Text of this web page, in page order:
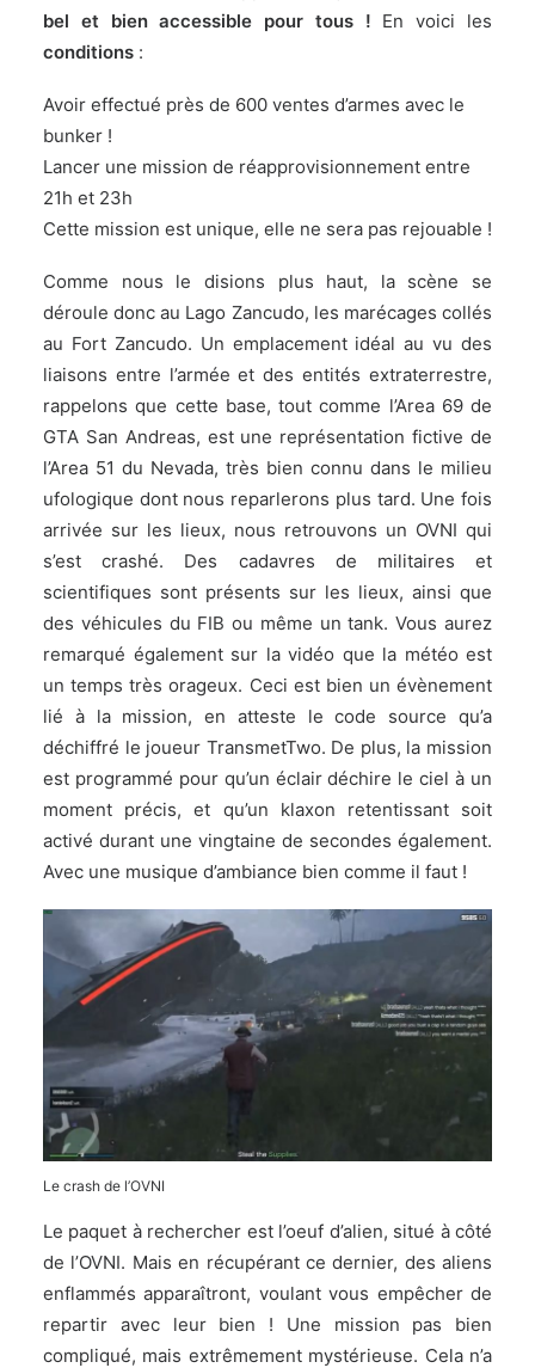
bel et bien accessible pour tous ! En voici les
conditions :
Avoir effectué près de 600 ventes d’armes avec le
bunker !
Lancer une mission de réapprovisionnement entre
21h et 23h
Cette mission est unique, elle ne sera pas rejouable !
Comme nous le disions plus haut, la scène se
déroule donc au Lago Zancudo, les marécages collés
au Fort Zancudo. Un emplacement idéal au vu des
liaisons entre l’armée et des entités extraterrestre,
rappelons que cette base, tout comme l’Area 69 de
GTA San Andreas, est une représentation fictive de
l’Area 51 du Nevada, très bien connu dans le milieu
ufologique dont nous reparlerons plus tard. Une fois
arrivée sur les lieux, nous retrouvons un OVNI qui
s’est crashé. Des cadavres de militaires et
scientifiques sont présents sur les lieux, ainsi que
des véhicules du FIB ou même un tank. Vous aurez
remarqué également sur la vidéo que la météo est
un temps très orageux. Ceci est bien un évènement
lié à la mission, en atteste le code source qu’a
déchiffré le joueur TransmetTwo. De plus, la mission
est programmé pour qu’un éclair déchire le ciel à un
moment précis, et qu’un klaxon retentissant soit
activé durant une vingtaine de secondes également.
Avec une musique d’ambiance bien comme il faut !
Le crash de l’OVNI
Le paquet à rechercher est l’oeuf d’alien, situé à côté
de l’OVNI. Mais en récupérant ce dernier, des aliens
enflammés apparaîtront, voulant vous empêcher de
repartir avec leur bien ! Une mission pas bien
compliqué, mais extrêmement mystérieuse. Cela n’a